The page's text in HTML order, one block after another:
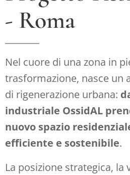
- Roma
Nel cuore di una zona in
trasformazione, nasce un
di rigenerazione urbana:
industriale OssidAL
nuovo spazio
efficiente e sostenibile.
La posizione strategica, la